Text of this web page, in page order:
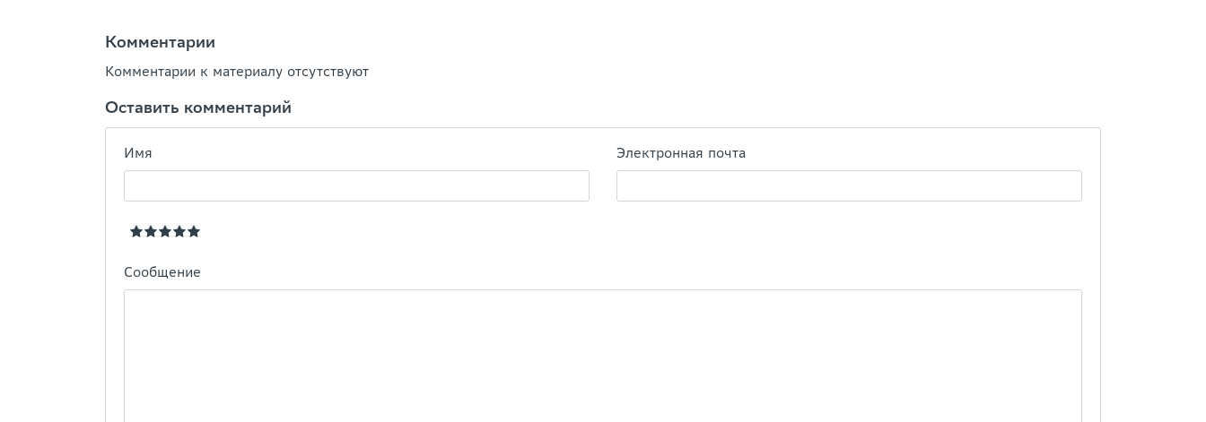
Комментарии
Комментарии к материалу отсутствуют
Оставить комментарий
Имя Электронная почта
Сообщение